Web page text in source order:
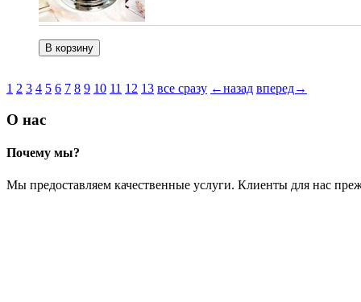
1 2 3 4 5 6 7 8 9 10 11 12 13 все сразу ←назад вперед→
О нас
Почему мы?
Мы предоставляем качественные услуги. Клиенты для нас